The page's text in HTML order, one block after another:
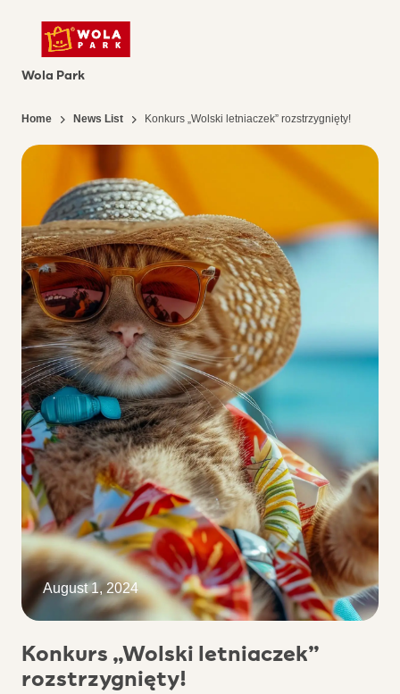
Wola Park
Home News List Konkurs „Wolski letniaczek” rozstrzygnięty!
August 1, 2024
Konkurs „Wolski letniaczek”
rozstrzygnięty!